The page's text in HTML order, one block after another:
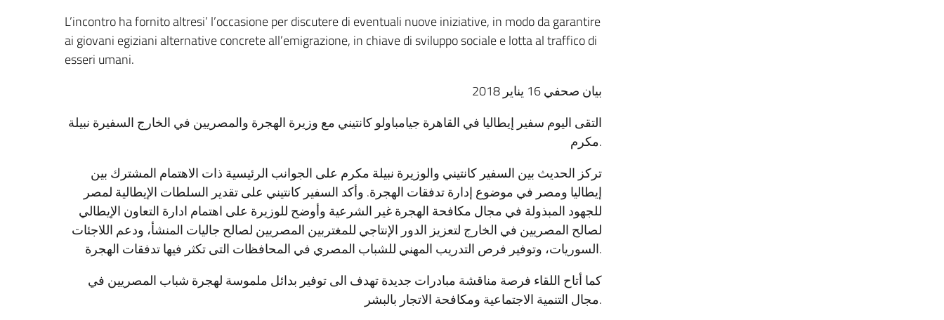
L’incontro ha fornito altresi’ l’occasione per discutere di eventuali nuove iniziative, in modo da garantire
ai giovani egiziani alternative concrete all’emigrazione, in chiave di sviluppo sociale e lotta al traffico di
esseri umani.
بيان صحفي 16 يناير 2018
التقى اليوم سفير إيطاليا في القاهرة جيامباولو كانتيني مع وزيرة الهجرة والمصريين في الخارج السفيرة نبيلة
مكرم.
تركز الحديث بين السفير كانتيني والوزيرة نبيلة مكرم على الجوانب الرئيسية ذات الاهتمام المشترك بين
إيطاليا ومصر في موضوع إدارة تدفقات الهجرة. وأكد السفير كانتيني على تقدير السلطات الإيطالية لمصر
للجهود المبذولة في مجال مكافحة الهجرة غير الشرعية وأوضح للوزيرة على اهتمام ادارة التعاون الإيطالي
لصالح المصريين في الخارج لتعزيز الدور الإنتاجي للمغتربين المصريين لصالح جاليات المنشأ، ودعم اللاجئات
السوريات، وتوفير فرص التدريب المهني للشباب المصري في المحافظات التى تكثر فيها تدفقات الهجرة.
كما أتاح اللقاء فرصة مناقشة مبادرات جديدة تهدف الى توفير بدائل ملموسة لهجرة شباب المصريين في
مجال التنمية الاجتماعية ومكافحة الاتجار بالبشر.